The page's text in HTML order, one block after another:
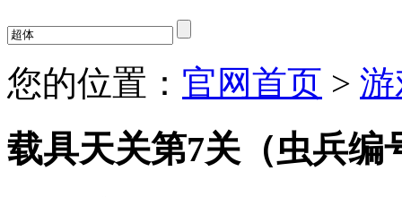
您的位置： 官网首页 >
载具天关第7关（虫兵编